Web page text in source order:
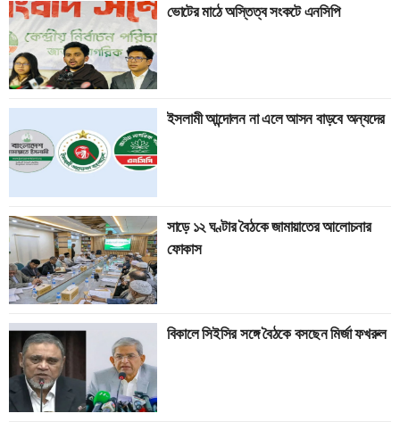
ভোটের মাঠে অস্তিত্ব সংকটে এনসিপি
ইসলামী আন্দোলন না এলে আসন বাড়বে অন্যদের
সাড়ে ১২ ঘণ্টার বৈঠকে জামায়াতের আলোচনার
ফোকাস
বিকালে সিইসির সঙ্গে বৈঠকে বসছেন মির্জা ফখরুল